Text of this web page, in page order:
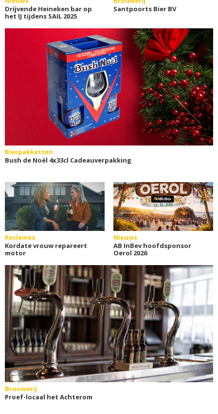
Drijvende Heineken bar op
het IJ tijdens SAIL 2025
Santpoorts Bier BV
Bierpakketten
Bush de Noël 4x33cl Cadeauverpakking
Reclames
Kordate vrouw repareert
motor
Nieuws
AB InBev hoofdsponsor
Oerol 2026
Brouwerij
Proef-locaal het Achterom